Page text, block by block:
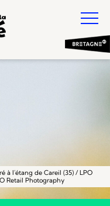
à l'étang de Careil (35) / LPO
Retail Photography